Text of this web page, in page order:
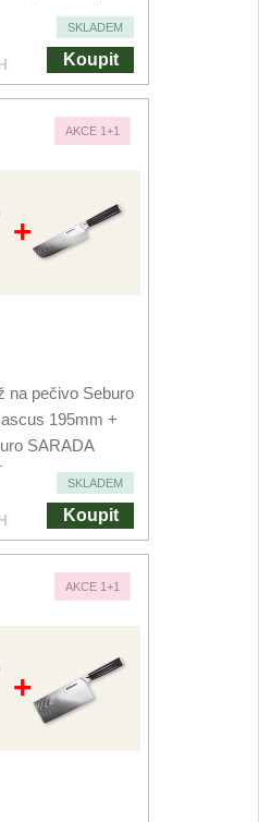
SKLADEM
Koupit
AKCE 1+1
+
na pečivo Seburo
195mm +
SARADA
SKLADEM
Koupit
AKCE 1+1
+